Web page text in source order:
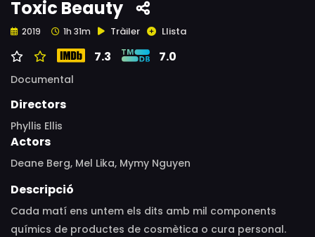
Toxic Beauty
2019 1h 31m Tràiler Llista
7.3 7.0
Documental
Directors
Phyllis Ellis
Actors
Deane Berg, Mel Lika, Mymy Nguyen
Descripció
Cada matí ens untem els dits amb mil components
químics de productes de cosmètica o cura personal.